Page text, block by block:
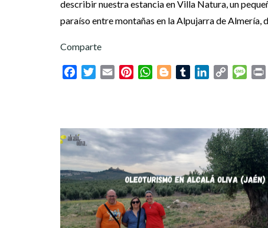
describir nuestra estancia en Villa Natura, un
paraíso entre montañas en la Alpujarra de Almería,
Comparte
FacebookTwitterEmail PinterestWhatsAppBloggerTumblrLinkedIn
Copy